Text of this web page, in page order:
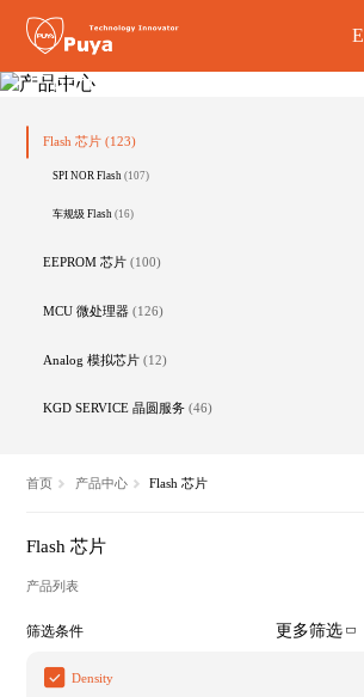
产品中心
Flash 芯片 (123)
SPI NOR Flash(107)
车规级 Flash(16)
EEPROM 芯片 (100)
MCU 微处理器 (126)
Analog 模拟芯片 (12)
KGD SERVICE 晶圆服务 (46)
首页 产品中心 Flash 芯片
Flash 芯片
产品列表
筛选条件 更多筛选
Density